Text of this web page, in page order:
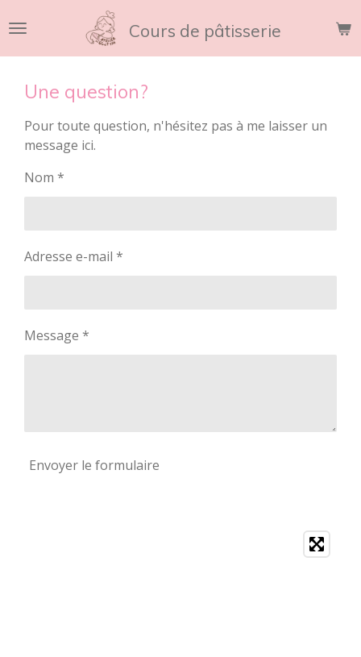
au
contenu
Cours de pâtisserie
Une question?
Pour toute question, n'hésitez pas à me laisser un
message ici.
Nom *
Adresse e-mail *
Message *
Envoyer le formulaire